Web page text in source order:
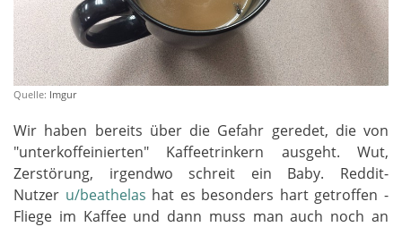
Quelle: Imgur
Wir haben bereits über die Gefahr geredet, die von
"unterkoffeinierten" Kaffeetrinkern ausgeht. Wut,
Zerstörung, irgendwo schreit ein Baby. Reddit-
Nutzer u/beathelas hat es besonders hart getroffen -
Fliege im Kaffee und dann muss man auch noch an